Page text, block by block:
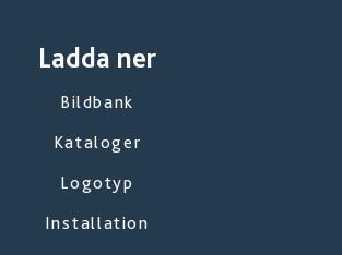
Ladda ner
Bildbank
Kataloger
Logotyp
Installation